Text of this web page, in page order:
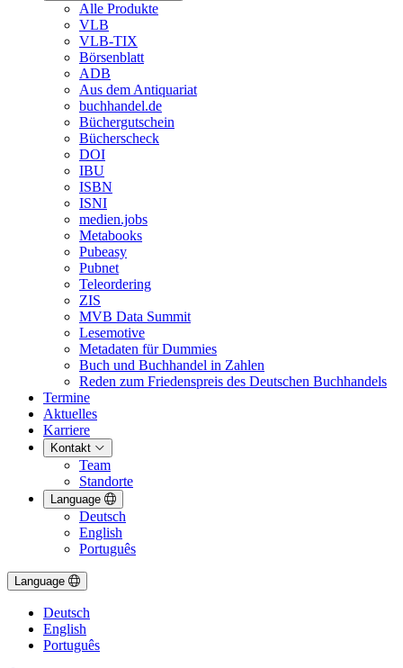
Alle Produkte
VLB
VLB-TIX
Börsenblatt
ADB
Aus dem Antiquariat
buchhandel.de
Büchergutschein
Bücherscheck
DOI
IBU
ISBN
ISNI
medien.jobs
Metabooks
Pubeasy
Pubnet
Teleordering
ZIS
MVB Data Summit
Lesemotive
Metadaten für Dummies
Buch und Buchhandel in Zahlen
Reden zum Friedenspreis des Deutschen Buchhandels
Termine
Aktuelles
Karriere
Kontakt
Team
Standorte
Language
Deutsch
English
Português
Language
Deutsch
English
Português